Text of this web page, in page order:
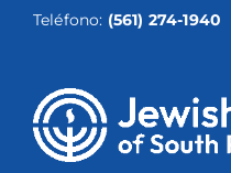
Teléfono: (561) 274-1940